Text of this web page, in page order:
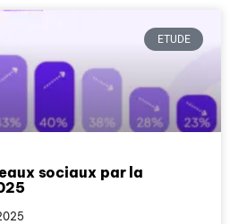
ETUDE
sociaux par la